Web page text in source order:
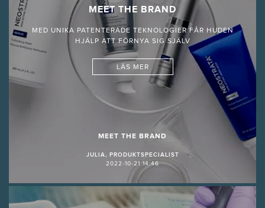
MEET THE BRAND
MED UNIKA PATENTERADE TEKNOLOGIER FÅR HUDEN
HJÄLP ATT FÖRNYA SIG SJÄLV
LÄS MER
MEET THE BRAND
JULIA, PRODUKTSPECIALIST
2022-10-21 14:46